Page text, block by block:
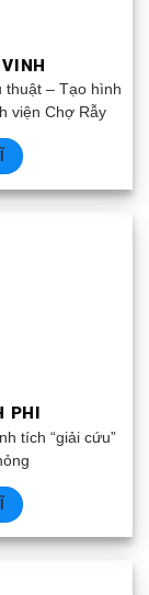
thuật – Tạo hình
viện Chợ Rẫy
PHI
tích “giải cứu”